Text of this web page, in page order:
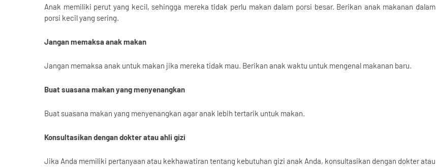
Anak memiliki perut yang kecil, sehingga mereka tidak perlu makan dalam porsi besar. Berikan anak makanan dalam
porsi kecil yang sering.
Jangan memaksa anak makan
Jangan memaksa anak untuk makan jika mereka tidak mau. Berikan anak waktu untuk mengenal makanan baru.
Buat suasana makan yang menyenangkan
Buat suasana makan yang menyenangkan agar anak lebih tertarik untuk makan.
Konsultasikan dengan dokter atau ahli gizi
Jika Anda memiliki pertanyaan atau kekhawatiran tentang kebutuhan gizi anak Anda, konsultasikan dengan dokter atau